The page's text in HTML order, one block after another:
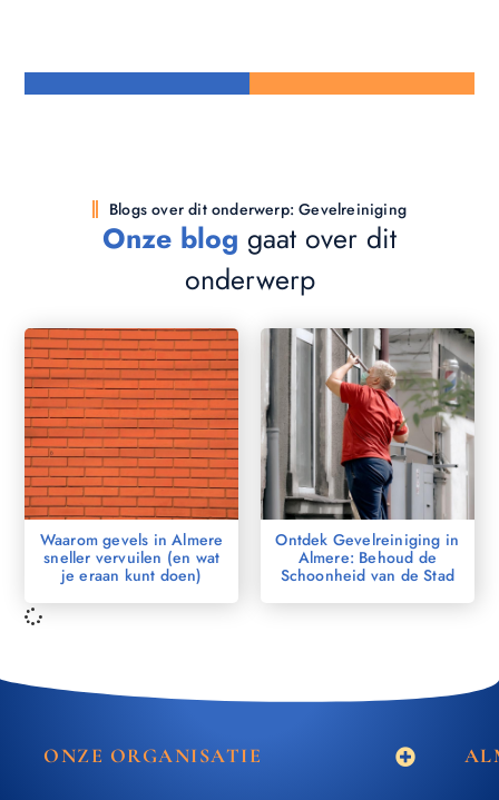
Blogs over dit onderwerp: Gevelreiniging
Onze blog gaat over dit
onderwerp
Waarom gevels in Almere
sneller vervuilen (en wat
je eraan kunt doen)
Ontdek Gevelreiniging in
Almere: Behoud de
Schoonheid van de Stad
ONZE ORGANISATIE